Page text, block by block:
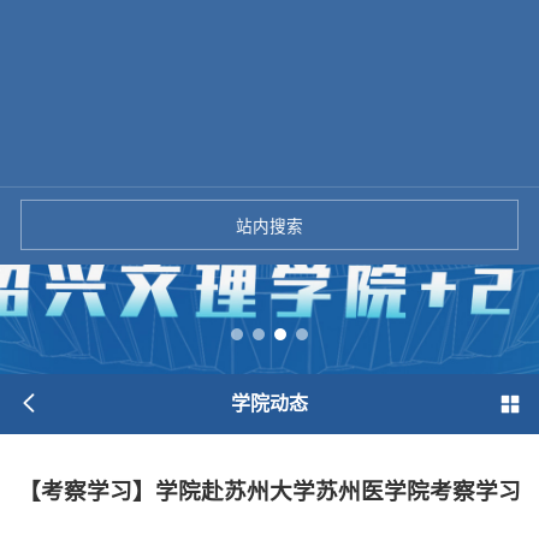
站内搜索
学院动态
【考察学习】学院赴苏州大学苏州医学院考察学习